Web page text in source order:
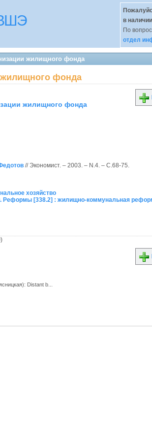
ВШЭ
в
По
отдел
жилищного фонда
жилищного фонда
жилищного фонда
// Экономист. – 2003. – N.4. – С.68-75.
хозяйство
Реформы [338.2] : жилищно-коммунальная
)
Distant b...